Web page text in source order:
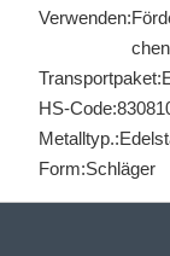
Verwenden:
Transportpaket:
HS-Code:
Metalltyp.:
Form:Schläger